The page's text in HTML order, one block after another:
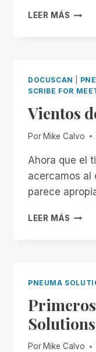
LEER MÁS
UN
EN
DE
DOCUSCAN
SCRIBE FOR
Vientos
Por Mike Calvo
Ahora que el
acercamos al
parece
LEER MÁS
PNEUMA
Solutions
Por Mike Calvo